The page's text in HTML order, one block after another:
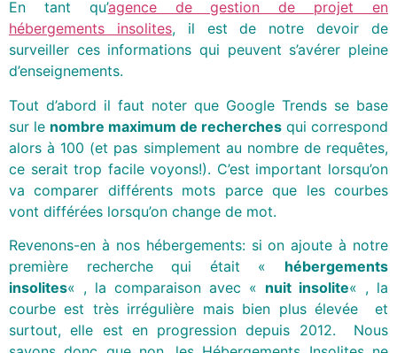
En tant qu’agence de gestion de projet en
hébergements insolites, il est de notre devoir de
surveiller ces informations qui peuvent s’avérer pleine
d’enseignements.
Tout d’abord il faut noter que Google Trends se base
sur le nombre maximum de recherches qui correspond
alors à 100 (et pas simplement au nombre de requêtes,
ce serait trop facile voyons!). C’est important lorsqu’on
va comparer différents mots parce que les courbes
vont différées lorsqu’on change de mot.
Revenons-en à nos hébergements: si on ajoute à notre
première recherche qui était « hébergements
insolites« , la comparaison avec « nuit insolite« , la
courbe est très irrégulière mais bien plus élevée et
surtout, elle est en progression depuis 2012. Nous